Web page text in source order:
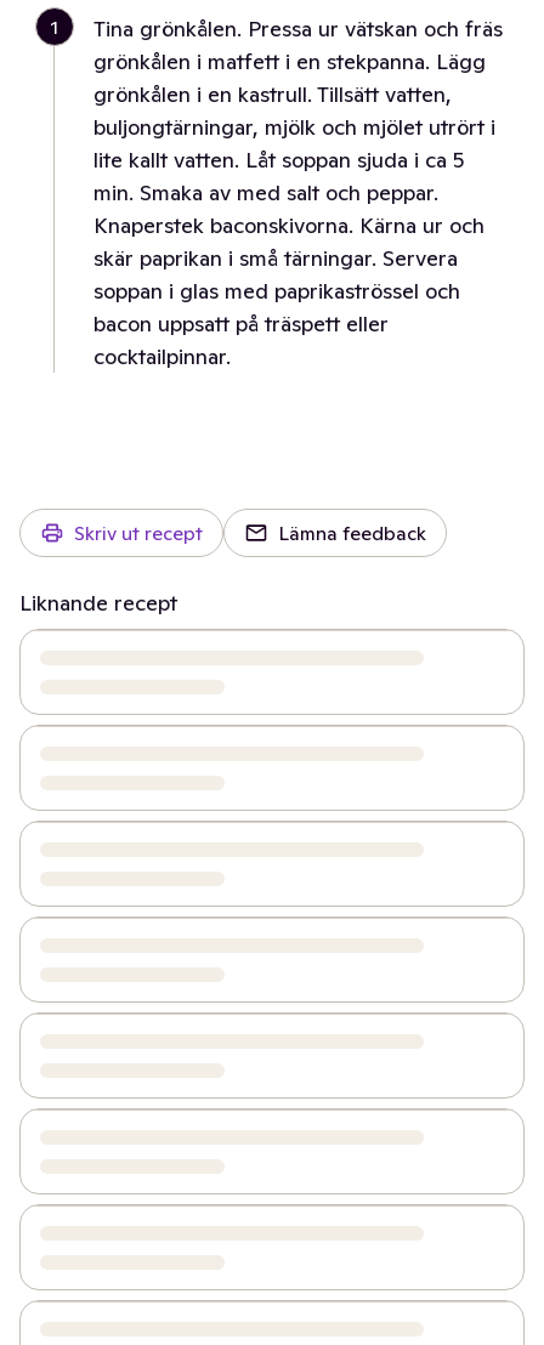
1
Tina grönkålen. Pressa ur vätskan och fräs
grönkålen i matfett i en stekpanna. Lägg
grönkålen i en kastrull. Tillsätt vatten,
buljongtärningar, mjölk och mjölet utrört i
lite kallt vatten. Låt soppan sjuda i ca 5
min. Smaka av med salt och peppar.
Knaperstek baconskivorna. Kärna ur och
skär paprikan i små tärningar. Servera
soppan i glas med paprikaströssel och
bacon uppsatt på träspett eller
cocktailpinnar.
Skriv ut recept Lämna feedback
Liknande recept